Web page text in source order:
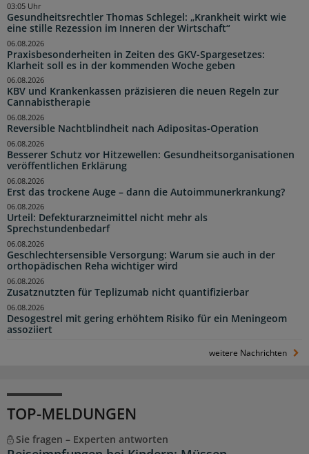
Gesundheitsrechtler Thomas Schlegel: „Krankheit wirkt wie
eine stille Rezession im Inneren der Wirtschaft“
03:05 Uhr
Praxisbesonderheiten in Zeiten des GKV-Spargesetzes:
Klarheit soll es in der kommenden Woche geben
06.08.2026
KBV und Krankenkassen präzisieren die neuen Regeln zur
Cannabistherapie
06.08.2026
Reversible Nachtblindheit nach Adipositas-Operation
06.08.2026
Besserer Schutz vor Hitzewellen: Gesundheitsorganisationen
veröffentlichen Erklärung
06.08.2026
Erst das trockene Auge – dann die Autoimmunerkrankung?
06.08.2026
Urteil: Defekturarzneimittel nicht mehr als
Sprechstundenbedarf
06.08.2026
Geschlechtersensible Versorgung: Warum sie auch in der
orthopädischen Reha wichtiger wird
06.08.2026
Zusatznutzten für Teplizumab nicht quantifizierbar
06.08.2026
Desogestrel mit gering erhöhtem Risiko für ein Meningeom
assoziiert
06.08.2026
weitere Nachrichten
TOP-MELDUNGEN
Sie fragen – Experten antworten